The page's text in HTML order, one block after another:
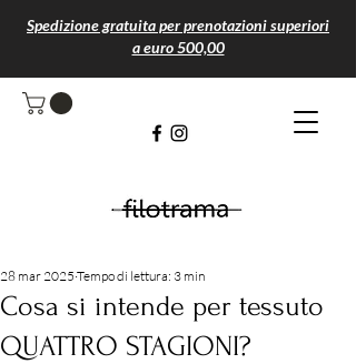
Spedizione gratuita per prenotazioni superiori
a euro 500,00
Cosa si intende per tessuto
QUATTRO STAGIONI?
28 mar 2025 Tempo di lettura: 3 min